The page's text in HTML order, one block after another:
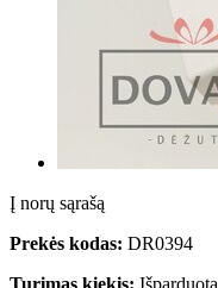
Į norų sąrašą
Prekės kodas: DR0394